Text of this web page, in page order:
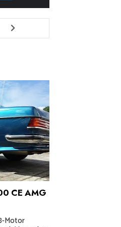
CE AMG
Motor